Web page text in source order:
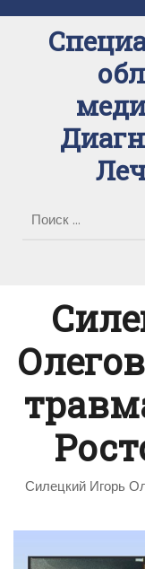
содержимому
Силецкий Игорь